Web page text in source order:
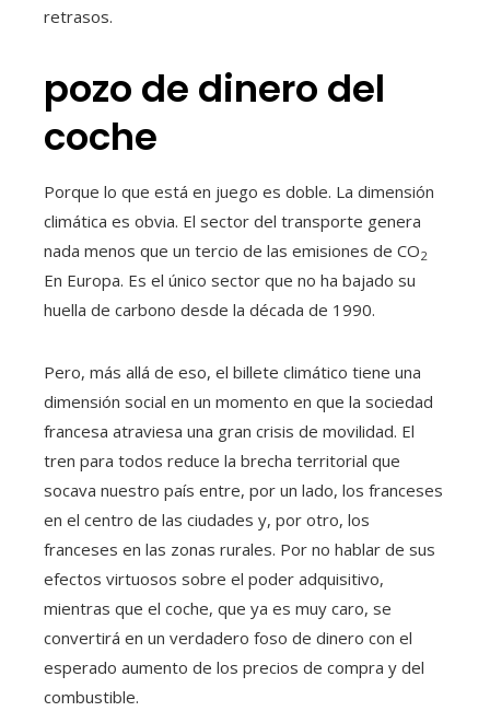
retrasos.
pozo de dinero del
coche
Porque lo que está en juego es doble. La dimensión
climática es obvia. El sector del transporte genera
nada menos que un tercio de las emisiones de CO2
En Europa. Es el único sector que no ha bajado su
huella de carbono desde la década de 1990.
Pero, más allá de eso, el billete climático tiene una
dimensión social en un momento en que la sociedad
francesa atraviesa una gran crisis de movilidad. El
tren para todos reduce la brecha territorial que
socava nuestro país entre, por un lado, los franceses
en el centro de las ciudades y, por otro, los
franceses en las zonas rurales. Por no hablar de sus
efectos virtuosos sobre el poder adquisitivo,
mientras que el coche, que ya es muy caro, se
convertirá en un verdadero foso de dinero con el
esperado aumento de los precios de compra y del
combustible.